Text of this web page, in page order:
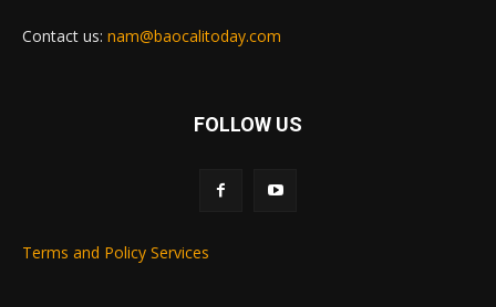
Contact us: nam@baocalitoday.com
FOLLOW US
Terms and Policy Services